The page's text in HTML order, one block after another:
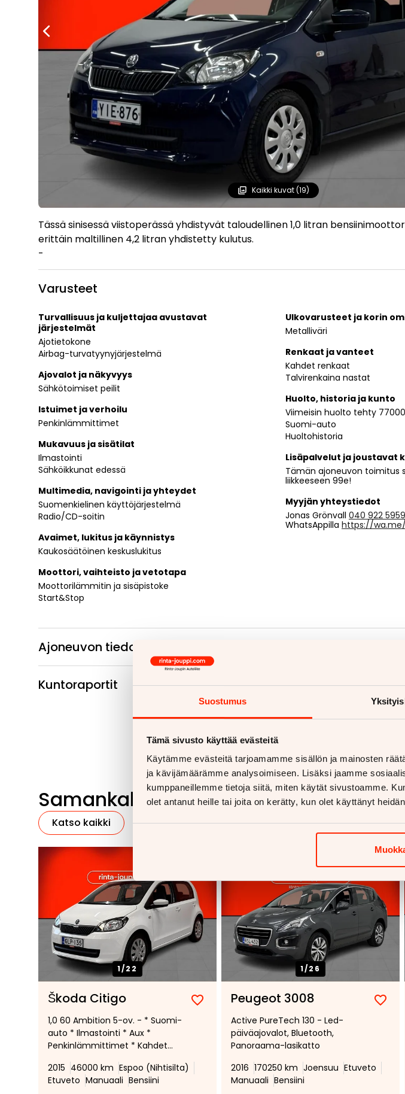
Suostumus
Tämä sivusto käyttää evästeitä
Käytämme evästeitä tarjoamamme sisällön ja mainosten
ja kävijämäärämme analysoimiseen. Lisäksi jaamme
kumppaneillemme tietoja siitä, miten käytät sivustoamme.
olet antanut heille tai joita on kerätty, kun olet käyttänyt
Kaikki kuvat (19)
Tässä sinisessä viistoperässä yhdistyvät taloudellinen 1,0 litran
erittäin maltillinen 4,2 litran yhdistetty kulutus.
-
Varusteet
Turvallisuus ja kuljettajaa avustavat
järjestelmät
Ajotietokone
Airbag-turvatyynyjärjestelmä
Ajovalot ja näkyvyys
Sähkötoimiset peilit
Istuimet ja verhoilu
Penkinlämmittimet
Mukavuus ja sisätilat
Ilmastointi
Sähköikkunat edessä
Multimedia, navigointi ja yhteydet
Suomenkielinen käyttöjärjestelmä
Radio/CD-soitin
Avaimet, lukitus ja käynnistys
Kaukosäätöinen keskuslukitus
Moottori, vaihteisto ja vetotapa
Moottorilämmitin ja sisäpistoke
Start&Stop
Ulkovarusteet ja korin
Metalliväri
Renkaat ja vanteet
Kahdet renkaat
Talvirenkaina nastat
Huolto, historia ja kunto
Viimeisin huolto tehty
Suomi-auto
Huoltohistoria
Lisäpalvelut ja joustavat
Tämän ajoneuvon toimitus
liikkeeseen 99e!
Myyjän yhteystiedot
Jonas Grönvall 040 922 5959
WhatsAppilla https://
Ajoneuvon tiedot
Kuntoraportit
Samankaltaisia ajoneuvoja
Katso kaikki
1/22
Škoda Citigo
Lisää
suosikiksi
Poista
suosikeista
1,0 60 Ambition 5-ov. - * Suomi-
auto * Ilmastointi * Aux *
Penkinlämmittimet * Kahdet
2015 46000 km Espoo (Nihtisilta)
Etuveto Manuaali Bensiini
1/26
Peugeot 3008
Lisää
Active PureTech 130 - Led-
päiväajovalot, Bluetooth,
Panoraama-lasikatto
2016 170250 km Joensuu Etuveto
Manuaali Bensiini